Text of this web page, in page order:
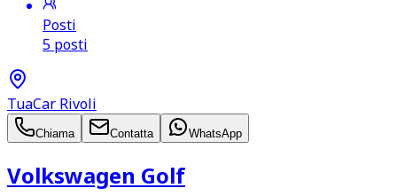
Posti
5 posti
TuaCar Rivoli
Chiama Contatta WhatsApp
Volkswagen Golf